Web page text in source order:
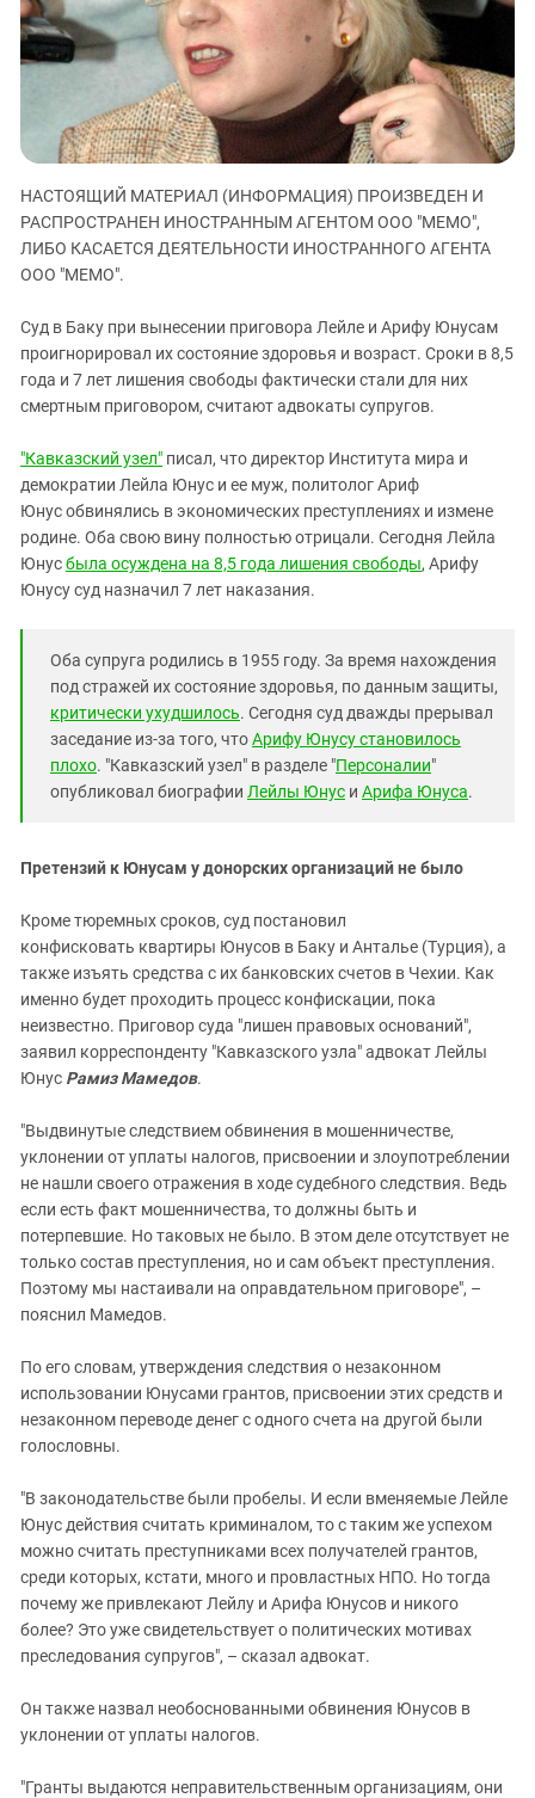
ЗАСТАВЛЯЕТ
КАВКАЗ ЗА ПАЛЕСТИНУ
ИНАКОМЫСЛИЕ В ЧЕЧНЕ
ПРЕСЛЕДОВАНИЕ АКТИВИСТОВ
МОБИЛИЗАЦИЯ И ПРОТЕСТЫ
Дагестан
Ингушетия
Кабардино-Балкария
Калмыкия
Карачаево-Черкесия
Краснодарский край
Нагорный Карабах
Российская Федерация
Северная Осетия - Алания
СКФО
Чечня
Южная Осетия
Южный Кавказ
ЮФО
НАСТОЯЩИЙ МАТЕРИАЛ (ИНФОРМАЦИЯ) ПРОИЗВЕДЕН И
РАСПРОСТРАНЕН ИНОСТРАННЫМ АГЕНТОМ ООО "МЕМО",
ЛИБО КАСАЕТСЯ ДЕЯТЕЛЬНОСТИ ИНОСТРАННОГО АГЕНТА
ООО "МЕМО".
Суд в Баку при вынесении приговора Лейле и Арифу Юнусам
проигнорировал их состояние здоровья и возраст. Сроки в 8,5
года и 7 лет лишения свободы фактически стали для них
смертным приговором, считают адвокаты супругов.
"Кавказский узел" писал, что директор Института мира и
демократии Лейла Юнус и ее муж, политолог Ариф
Юнусобвинялись в экономических преступлениях и измене
родине. Оба свою вину полностью отрицали. Сегодня Лейла
Юнусбыла осуждена на 8,5 года лишения свободы, Арифу
Юнусу суд назначил 7 лет наказания.
Оба супруга родились в 1955 году. За время нахождения
под стражей их состояние здоровья, по данным защиты,
критически ухудшилось. Сегодня суд дважды прерывал
заседание из-за того, чтоАрифу Юнусу становилось
плохо. "Кавказский узел" в разделе "Персоналии"
опубликовал биографии Лейлы Юнус и Арифа Юнуса.
Претензий к Юнусам у донорских организаций не было
Кроме тюремных сроков, суд постановил
конфисковать квартиры Юнусов в Баку и Анталье (Турция), а
также изъять средства с их банковских счетов в Чехии. Как
именно будет проходить процесс конфискации, пока
неизвестно. Приговор суда "лишен правовых оснований",
заявил корреспонденту "Кавказского узла" адвокат Лейлы
Юнус Рамиз Мамедов.
"Выдвинутые следствием обвинения в мошенничестве,
уклонении от уплаты налогов, присвоении и злоупотреблении
не нашли своего отражения в ходе судебного следствия. Ведь
если есть факт мошенничества, то должны быть и
потерпевшие. Но таковых не было. В этом деле отсутствует не
только состав преступления, но и сам объект преступления.
Поэтому мы настаивали на оправдательном приговоре", –
пояснил Мамедов.
По его словам, утверждения следствия о незаконном
использовании Юнусами грантов, присвоении этих средств и
незаконном переводе денег с одного счета на другой были
голословны.
"В законодательстве были пробелы. И если вменяемые Лейле
Юнус действия считать криминалом, то с таким же успехом
можно считать преступниками всех получателей грантов,
среди которых, кстати, много и провластных НПО. Но тогда
почему же привлекают Лейлу и Арифа Юнусов и никого
более? Это уже свидетельствует о политических мотивах
преследования супругов", – сказал адвокат.
Он также назвал необоснованными обвинения Юнусов в
уклонении от уплаты налогов.
"Гранты выдаются неправительственным организациям, они